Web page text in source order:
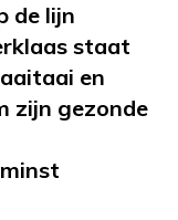
de lijn
staat
en
zijn gezonde